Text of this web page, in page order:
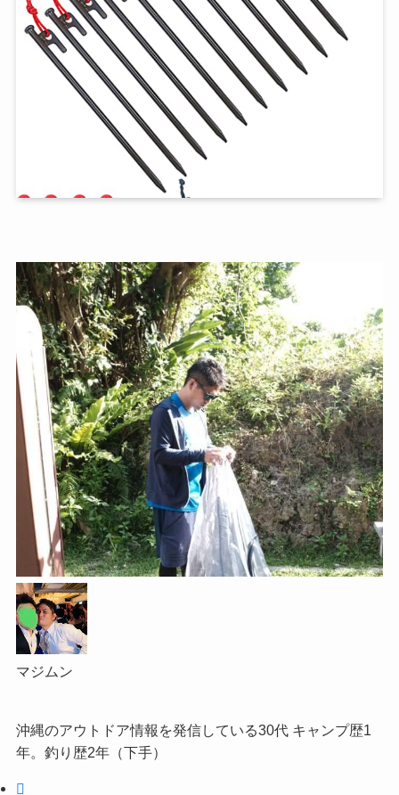
マジムン
沖縄のアウトドア情報を発信している30代 キャンプ歴1
年。釣り歴2年（下手）